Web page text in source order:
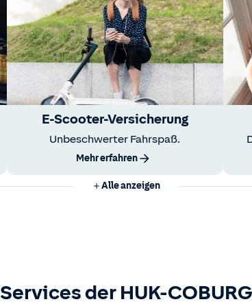
E-Scooter-Versicherung
Unbeschwerter Fahrspaß.
Mehr erfahren
Alle anzeigen
Services der HUK-COBURG